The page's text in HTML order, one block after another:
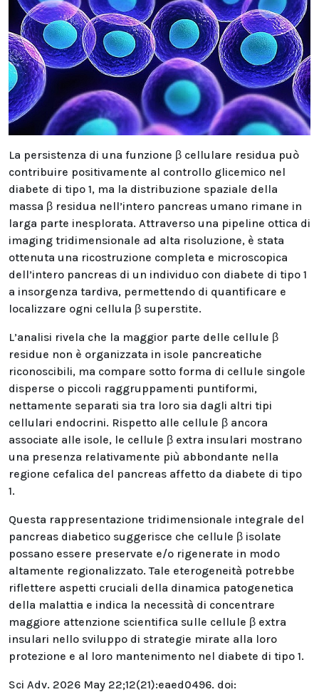
La persistenza di una funzione β cellulare residua può
contribuire positivamente al controllo glicemico nel
diabete di tipo 1, ma la distribuzione spaziale della
massa β residua nell’intero pancreas umano rimane in
larga parte inesplorata. Attraverso una pipeline ottica di
imaging tridimensionale ad alta risoluzione, è stata
ottenuta una ricostruzione completa e microscopica
dell’intero pancreas di un individuo con diabete di tipo 1
a insorgenza tardiva, permettendo di quantificare e
localizzare ogni cellula β superstite.
L’analisi rivela che la maggior parte delle cellule β
residue non è organizzata in isole pancreatiche
riconoscibili, ma compare sotto forma di cellule singole
disperse o piccoli raggruppamenti puntiformi,
nettamente separati sia tra loro sia dagli altri tipi
cellulari endocrini. Rispetto alle cellule β ancora
associate alle isole, le cellule β extra insulari mostrano
una presenza relativamente più abbondante nella
regione cefalica del pancreas affetto da diabete di tipo
1.
Questa rappresentazione tridimensionale integrale del
pancreas diabetico suggerisce che cellule β isolate
possano essere preservate e/o rigenerate in modo
altamente regionalizzato. Tale eterogeneità potrebbe
riflettere aspetti cruciali della dinamica patogenetica
della malattia e indica la necessità di concentrare
maggiore attenzione scientifica sulle cellule β extra
insulari nello sviluppo di strategie mirate alla loro
protezione e al loro mantenimento nel diabete di tipo 1.
Sci Adv. 2026 May 22;12(21):eaed0496. doi: